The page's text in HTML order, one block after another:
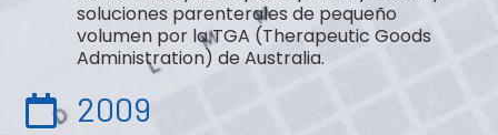
soluciones parenterales de pequeño
volumen por la TGA (Therapeutic Goods
Administration) de Australia.
2009